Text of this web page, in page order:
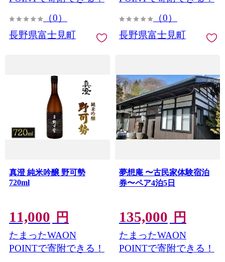
じんのとりこ 八ヶ岳わく
（0）
長野県富士見町
（0）
長野県富士見町
真澄 純米吟醸 野可勢
720ml
11,000 円
たまったWAON
POINTで寄附できる！
夢想庵 〜古民家体験宿泊
券〜ペア4泊5日
135,000 円
たまったWAON
POINTで寄附できる！